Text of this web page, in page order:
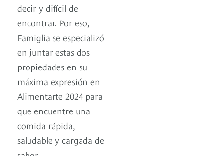
decir y difícil de
encontrar. Por eso,
Famiglia se especializó
en juntar estas dos
propiedades en su
máxima expresión en
Alimentarte 2024 para
que encuentre una
comida rápida,
saludable y cargada de